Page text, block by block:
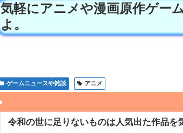
気軽にアニメや漫画原作ゲー
よ。
ゲームニュースや雑談 アニメ
令和の世に足りないものは人気出た作品を